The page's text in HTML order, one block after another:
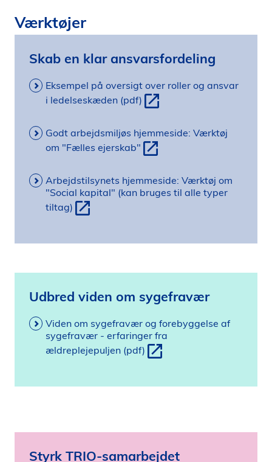
Værktøjer
Skab en klar ansvarsfordeling
Eksempel på oversigt over roller og ansvar
i ledelseskæden (pdf)
Godt arbejdsmiljøs hjemmeside: Værktøj
om "Fælles ejerskab"
Arbejdstilsynets hjemmeside: Værktøj om
"Social kapital" (kan bruges til alle typer
tiltag)
Udbred viden om sygefravær
Viden om sygefravær og forebyggelse af
sygefravær - erfaringer fra
ældreplejepuljen (pdf)
Styrk TRIO-samarbejdet